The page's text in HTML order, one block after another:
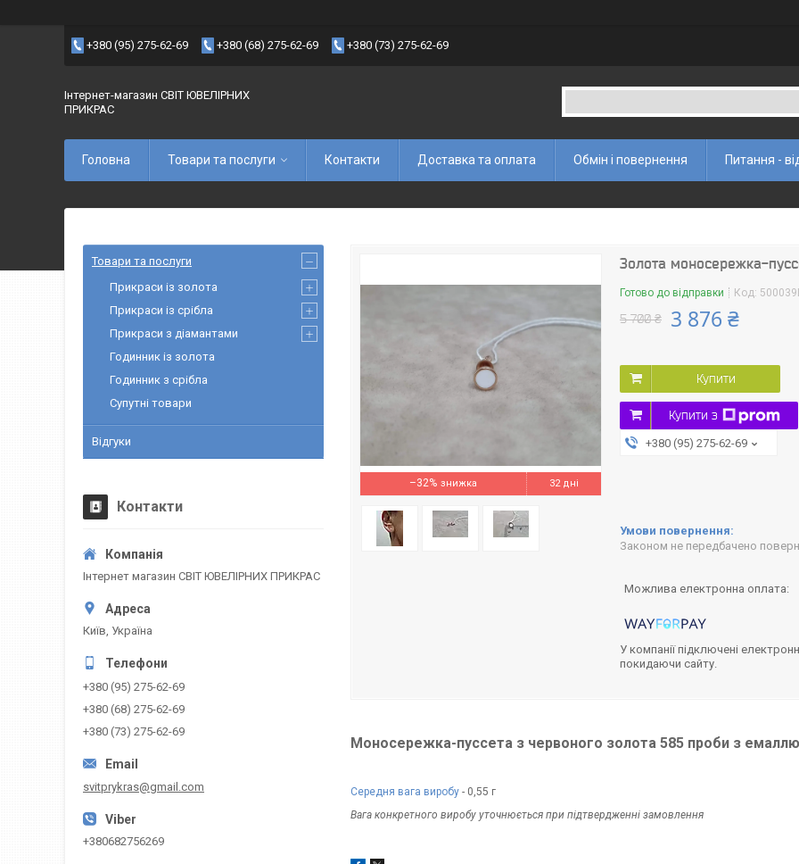
+380 (95) 275-62-69 +380 (68) 275-62-69 +380 (73) 275-62-69
Інтернет-магазин СВІТ ЮВЕЛІРНИХ
ПРИКРАС
Головна Товари та послуги Контакти Доставка та оплата Обмін і повернення Питання -
–32% 32 дні
Золота моносережка-
Готово до відправки Код:
5 700 ₴ 3 876 ₴
Купити
Купити з
+380 (95) 275-62-69
Законом не передбачено
У компанії підключені
покидаючи сайту.
Моносережка-пуссета з червоного золота 585 проби з
Середня вага виробу - 0,55 г
Вага конкретного виробу уточнюється при підтвердженні замовлення
Товари та послуги
Прикраси із золота
Прикраси із срібла
Прикраси з діамантами
Годинник із золота
Годинник з срібла
Супутні товари
Відгуки
Контакти
Інтернет магазин СВІТ ЮВЕЛІРНИХ ПРИКРАС
Київ, Україна
+380 (95) 275-62-69
+380 (68) 275-62-69
+380 (73) 275-62-69
svitprykras@gmail.com
+380682756269